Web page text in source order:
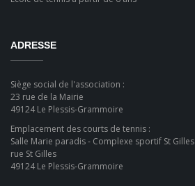
ADRESSE
Siège social de l'association :
23 rue de la Mairie
49124 Le Plessis-Grammoire
Emplacement des courts de tennis :
Salle Marie paradis - Complexe sportif St Gilles
rue St Gilles
49124 Le Plessis-Grammoire